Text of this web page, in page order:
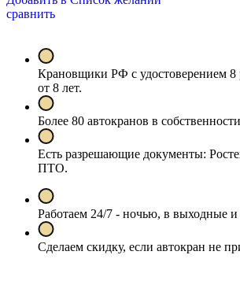
сравнить
Крановщики РФ с удостоверением 8
от 8 лет.
Более 80 автокранов в
Есть разрешающие документы:
ПТО.
Работаем 24/7 - ночью, в выходные и
Сделаем скидку, если автокран не